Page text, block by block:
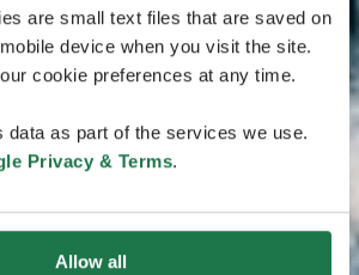
are small text files that are saved on
device when you visit the site.
cookie preferences at any time.
data as part of the services we use.
Privacy & Terms.
Allow all